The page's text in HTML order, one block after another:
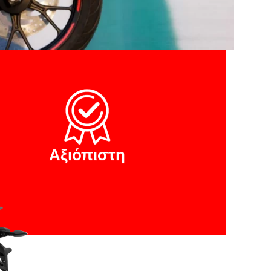
εταιρεία κατασκευής, που
και σκούτερ από την
από τον Alberto Beggio.
Αξιόπιστη